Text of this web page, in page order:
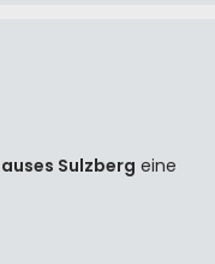
Sulzberg eine